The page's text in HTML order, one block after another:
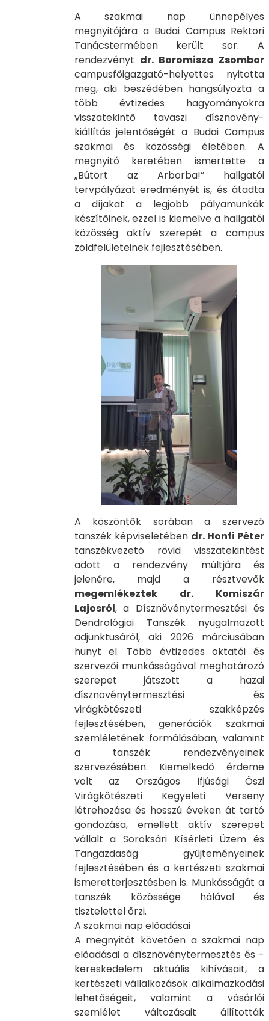
A szakmai nap ünnepélyes
megnyitójára a Budai Campus Rektori
Tanácstermében került sor. A
rendezvényt dr. Boromisza Zsombor
campusfőigazgató-helyettes nyitotta
meg, aki beszédében hangsúlyozta a
több évtizedes hagyományokra
visszatekintő tavaszi dísznövény-
kiállítás jelentőségét a Budai Campus
szakmai és közösségi életében. A
megnyitó keretében ismertette a
„Bútort az Arborba!” hallgatói
tervpályázat eredményét is, és átadta
a díjakat a legjobb pályamunkák
készítőinek, ezzel is kiemelve a hallgatói
közösség aktív szerepét a campus
zöldfelületeinek fejlesztésében.
A köszöntők sorában a szervező
tanszék képviseletében dr. Honfi Péter
tanszékvezető rövid visszatekintést
adott a rendezvény múltjára és
jelenére, majd a résztvevők
megemlékeztek dr. Komiszár
Lajosról, a Dísznövénytermesztési és
Dendrológiai Tanszék nyugalmazott
adjunktusáról, aki 2026 márciusában
hunyt el. Több évtizedes oktatói és
szervezői munkásságával meghatározó
szerepet játszott a hazai
dísznövénytermesztési és
virágkötészeti szakképzés
fejlesztésében, generációk szakmai
szemléletének formálásában, valamint
a tanszék rendezvényeinek
szervezésében. Kiemelkedő érdeme
volt az Országos Ifjúsági Őszi
Virágkötészeti Kegyeleti Verseny
létrehozása és hosszú éveken át tartó
gondozása, emellett aktív szerepet
vállalt a Soroksári Kísérleti Üzem és
Tangazdaság gyűjteményeinek
fejlesztésében és a kertészeti szakmai
ismeretterjesztésben is. Munkásságát a
tanszék közössége hálával és
tisztelettel őrzi.
A szakmai nap előadásai
A megnyitót követően a szakmai nap
előadásai a dísznövénytermesztés és -
kereskedelem aktuális kihívásait, a
kertészeti vállalkozások alkalmazkodási
lehetőségeit, valamint a vásárlói
szemlélet változásait állították